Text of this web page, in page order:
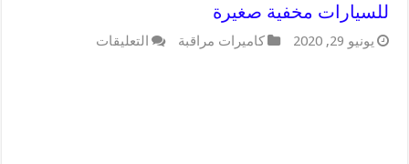
للسيارات مخفية صغيرة
يونيو 29, 2020 كاميرات مراقبة التعليقات